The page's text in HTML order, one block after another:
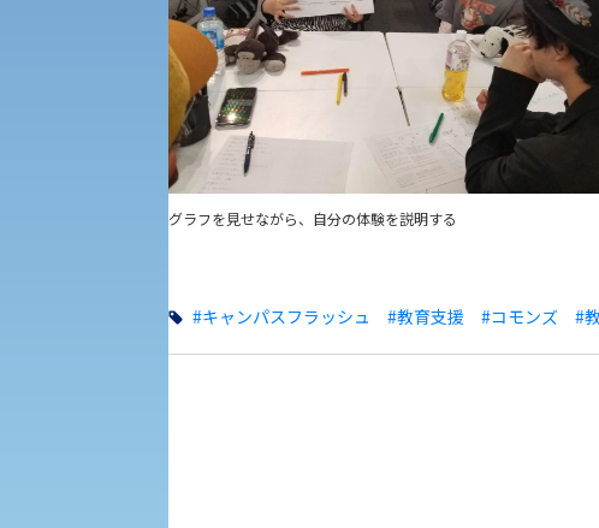
入学試験要項・出願書類
障害学生教育支援センター
植物科学研究センター
生態系サービス研究センター
京都産業大学 × SDGs
グラフを見せながら、自分の体験を説明する
#キャンパスフラッシュ #教育支援 #コモンズ #